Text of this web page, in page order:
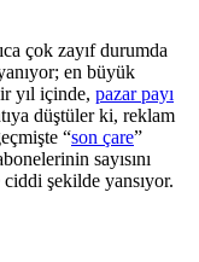
çok zayıf durumda
en büyük
yıl içinde, pazar payı
düştüler ki, reklam
“son çare”
sayısını
şekilde yansıyor.